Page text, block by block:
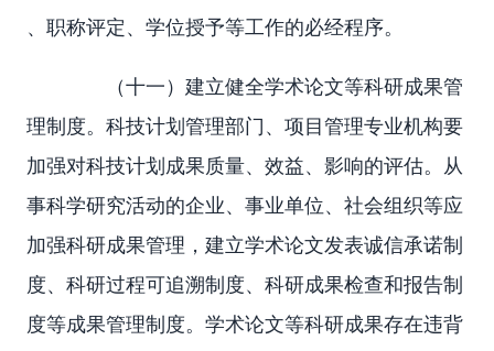
、职称评定、学位授予等工作的必经程序。
（十一）建立健全学术论文等科研成果管
理制度。科技计划管理部门、项目管理专业机构要
加强对科技计划成果质量、效益、影响的评估。从
事科学研究活动的企业、事业单位、社会组织等应
加强科研成果管理，建立学术论文发表诚信承诺制
度、科研过程可追溯制度、科研成果检查和报告制
度等成果管理制度。学术论文等科研成果存在违背